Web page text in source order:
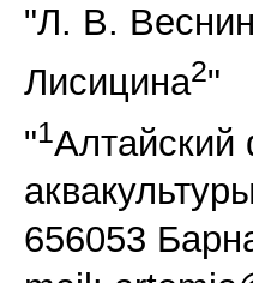
"Л. В.
Лисицина2"
"1
656053